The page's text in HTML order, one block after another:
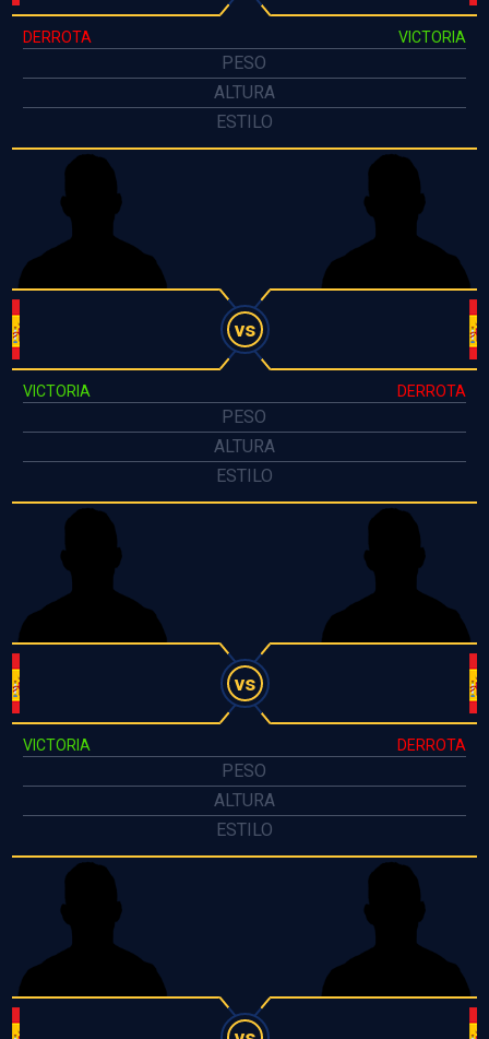
DERROTA VICTORIA
PESO
ALTURA
ESTILO
vs
VICTORIA DERROTA
PESO
ALTURA
ESTILO
vs
VICTORIA DERROTA
PESO
ALTURA
ESTILO